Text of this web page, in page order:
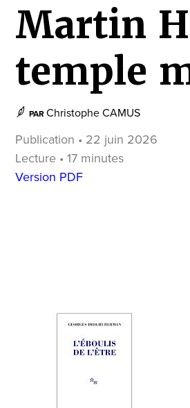
Martin
temple
PAR Christophe CAMUS
Publication • 22 juin 2026
Lecture • 17 minutes
Version PDF